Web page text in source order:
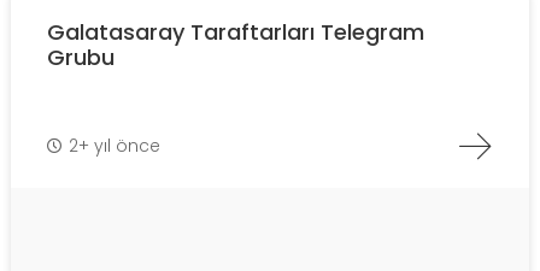
Galatasaray Taraftarları Telegram
Grubu
2+ yıl önce